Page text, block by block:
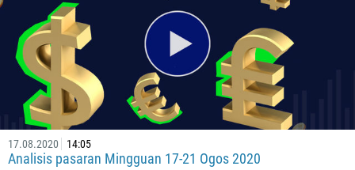
17.08.2020 14:05
Analisis pasaran Mingguan 17-21 Ogos 2020
1441
975
591
387
267
55